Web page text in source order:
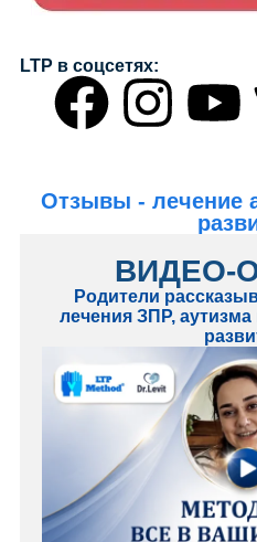
LTP в соцсетях:
Отзывы - лечение
ВИДЕО-
Родители
лечения ЗПР,